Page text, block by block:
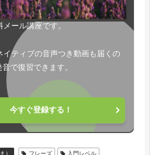
ール講座です。
イティブの音声つき動画も届くの
で復習できます。
今すぐ登録する！
） フレーズ 入門レベル